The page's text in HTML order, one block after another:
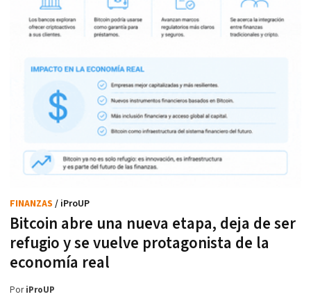
Bitcoin abre una nueva etapa, deja de ser
refugio y se vuelve protagonista de la
economía real
FINANZAS / iProUP
PoriProUP